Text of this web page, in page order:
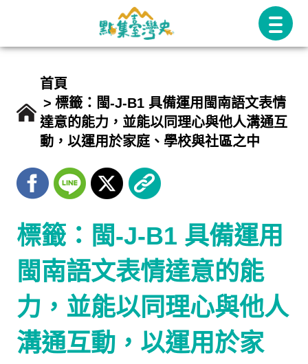
首頁
標籤：閩-J-B1 具備運用閩南語文表情
達意的能力，並能以同理心與他人溝通互
動，以運用於家庭、學校與社區之中
標籤：閩-J-B1 具備運用
閩南語文表情達意的能
力，並能以同理心與他人
溝通互動，以運用於家